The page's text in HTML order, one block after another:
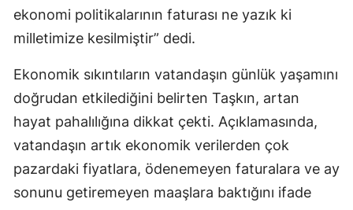
ekonomi politikalarının faturası ne yazık ki
milletimize kesilmiştir” dedi.
Ekonomik sıkıntıların vatandaşın günlük yaşamını
doğrudan etkilediğini belirten Taşkın, artan
hayat pahalılığına dikkat çekti. Açıklamasında,
vatandaşın artık ekonomik verilerden çok
pazardaki fiyatlara, ödenemeyen faturalara ve ay
sonunu getiremeyen maaşlara baktığını ifade